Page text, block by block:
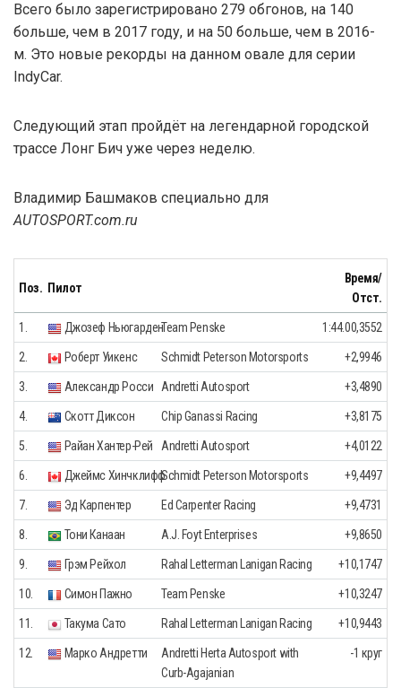
Всего было зарегистрировано 279 обгонов, на 140
больше, чем в 2017 году, и на 50 больше, чем в 2016-
м. Это новые рекорды на данном овале для серии
IndyCar.
Следующий этап пройдёт на легендарной городской
трассе Лонг Бич уже через неделю.
Владимир Башмаков специально для
AUTOSPORT.com.ru
Поз. Пилот
Время/
Отст.
1. Джозеф НьюгарденTeam Penske 1:44.00,3552
2. Роберт Уикенс Schmidt Peterson Motorsports +2,9946
3. Александр Росси Andretti Autosport +3,4890
4. Скотт Диксон Chip Ganassi Racing +3,8175
5. Райан Хантер-Рей Andretti Autosport +4,0122
6. Джеймс ХинчклиффSchmidt Peterson Motorsports +9,4497
7. Эд Карпентер Ed Carpenter Racing +9,4731
8. Тони Канаан A.J. Foyt Enterprises +9,8650
9. Грэм Рейхол Rahal Letterman Lanigan Racing +10,1747
10. Симон Пажно Team Penske +10,3247
11. Такума Сато Rahal Letterman Lanigan Racing +10,9443
12. Марко Андретти
Andretti Herta Autosport with
Curb-Agajanian
-1 круг